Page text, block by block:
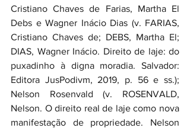
Cristiano Chaves de Farias, Martha El
Debs e Wagner Inácio Dias (v. FARIAS,
Cristiano Chaves de; DEBS, Martha El;
DIAS, Wagner Inácio. Direito de laje: do
puxadinho à digna moradia. Salvador:
Editora JusPodivm, 2019, p. 56 e ss.);
Nelson Rosenvald (v. ROSENVALD,
Nelson. O direito real de laje como nova
manifestação de propriedade. Nelson